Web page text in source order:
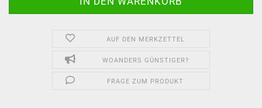
AUF DEN MERKZETTEL
WOANDERS GÜNSTIGER?
FRAGE ZUM PRODUKT